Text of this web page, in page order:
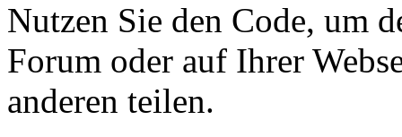
Nutzen Sie den Code, um
Forum oder auf Ihrer
anderen teilen.